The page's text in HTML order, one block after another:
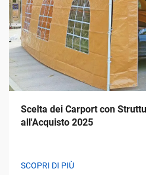
Scelta dei Carport con
all'Acquisto 2025
SCOPRI DI PIÙ